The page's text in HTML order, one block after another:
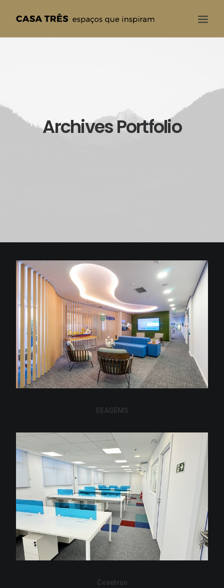
CASA TRÊS
QUEM SOMOS
CONTATO
Archives Portfolio
SEAGEMS
Covetrus